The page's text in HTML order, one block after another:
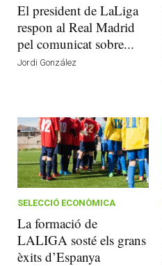
El president de LaLiga
respon al Real Madrid
pel comunicat sobre...
Jordi González
SELECCIÓ ECONÒMICA
La formació de
LALIGA sosté els grans
èxits d’Espanya